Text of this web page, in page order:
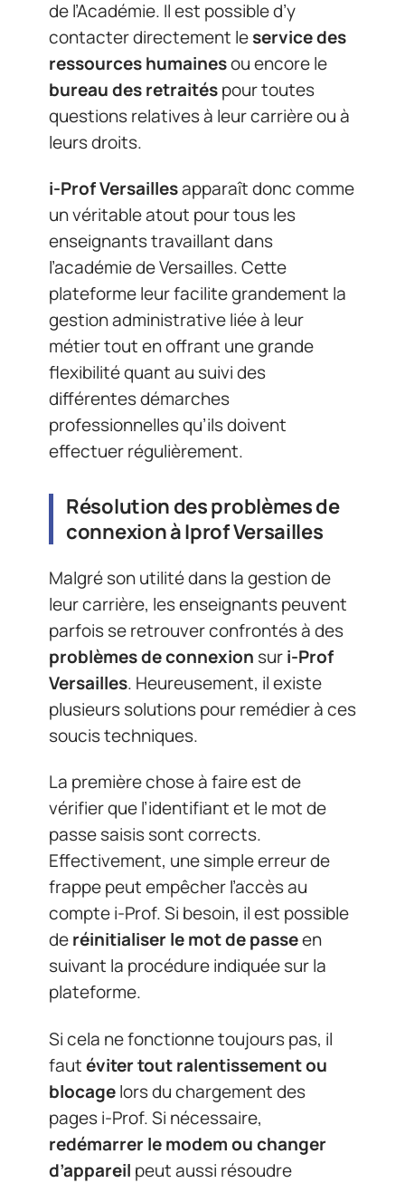
de l’Académie. Il est possible d’y
contacter directement leservice des
ressources humainesou encore le
bureau des retraitéspour toutes
questions relatives à leur carrière ou à
leurs droits.
i-Prof Versaillesapparaît donc comme
un véritable atout pour tous les
enseignants travaillant dans
l’académie de Versailles. Cette
plateforme leur facilite grandement la
gestion administrative liée à leur
métier tout en offrant une grande
flexibilité quant au suivi des
différentes démarches
professionnelles qu’ils doivent
effectuer régulièrement.
Résolution des problèmes de
connexion à Iprof Versailles
Malgré son utilité dans la gestion de
leur carrière, les enseignants peuvent
parfois se retrouver confrontés à des
problèmes de connexion suri-Prof
Versailles. Heureusement, il existe
plusieurs solutions pour remédier à ces
soucis techniques.
La première chose à faire est de
vérifier que l’identifiant et le mot de
passe saisis sont corrects.
Effectivement, une simple erreur de
frappe peut empêcher l’accès au
compte i-Prof. Si besoin, il est possible
deréinitialiser le mot de passeen
suivant la procédure indiquée sur la
plateforme.
Si cela ne fonctionne toujours pas, il
fautéviter tout ralentissement ou
blocagelors du chargement des
pages i-Prof. Si nécessaire,
redémarrer le modem ou changer
d’appareil peut aussi résoudre